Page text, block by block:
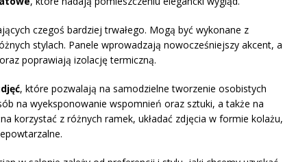
czegoś bardziej trwałego. Mogą być wykonane z
stylach. Panele wprowadzają nowocześniejszy akcent, a
poprawiają izolację termiczną.
, które pozwalają na samodzielne tworzenie osobistych
na wyeksponowanie wspomnień oraz sztuki, a także na
korzystać z różnych ramek, układać zdjęcia w formie kolażu,